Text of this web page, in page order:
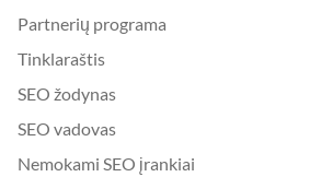
Partnerių programa
Tinklaraštis
SEO žodynas
SEO vadovas
Nemokami SEO įrankiai